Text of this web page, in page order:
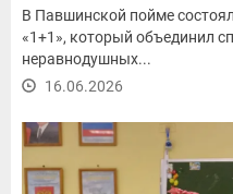
В Павшинской пойме
«1+1», который объединил
неравнодушных...
16.06.2026